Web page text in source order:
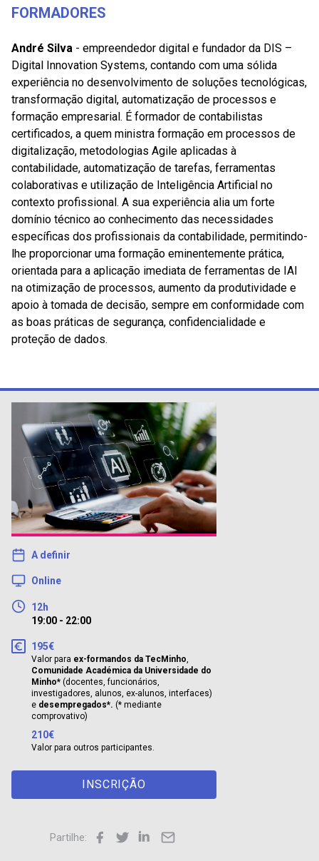
FORMADORES
André Silva - empreendedor digital e fundador da DIS –
Digital Innovation Systems, contando com uma sólida
experiência no desenvolvimento de soluções tecnológicas,
transformação digital, automatização de processos e
formação empresarial. É formador de contabilistas
certificados, a quem ministra formação em processos de
digitalização, metodologias Agile aplicadas à
contabilidade, automatização de tarefas, ferramentas
colaborativas e utilização de Inteligência Artificial no
contexto profissional. A sua experiência alia um forte
domínio técnico ao conhecimento das necessidades
específicas dos profissionais da contabilidade, permitindo-
lhe proporcionar uma formação eminentemente prática,
orientada para a aplicação imediata de ferramentas de IAl
na otimização de processos, aumento da produtividade e
apoio à tomada de decisão, sempre em conformidade com
as boas práticas de segurança, confidencialidade e
proteção de dados.
A definir
Online
12h
19:00 - 22:00
195€
Valor para ex-formandos da TecMinho,
Comunidade Académica da Universidade do
Minho* (docentes, funcionários,
investigadores, alunos, ex-alunos, interfaces)
e desempregados*. (* mediante
comprovativo)
210€
Valor para outros participantes.
INSCRIÇÃO
Partilhe: